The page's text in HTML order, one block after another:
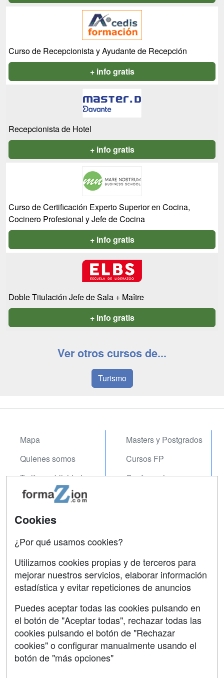
Curso de Recepcionista y Ayudante de Recepción
+ info gratis
Recepcionista de Hotel
+ info gratis
Curso de Certificación Experto Superior en Cocina,
Cocinero Profesional y Jefe de Cocina
+ info gratis
Doble Titulación Jefe de Sala + Maître
+ info gratis
Ver otros cursos de...
Turismo
Mapa
Quienes somos
Tarifas publicidad
Acceso Usuarios
Acceso Centros
Masters y Postgrados
Cursos FP
Conferencias
Contactar
Confidencialidad
Aviso legal
Copyleft
Cookies
¿Por qué usamos cookies?
Utilizamos cookies propias y de terceros para
mejorar nuestros servicios, elaborar información
estadística y evitar repeticiones de anuncios
Puedes aceptar todas las cookies pulsando en
el botón de "Aceptar todas", rechazar todas las
cookies pulsando el botón de "Rechazar
cookies" o configurar manualmente usando el
botón de "más opciones"